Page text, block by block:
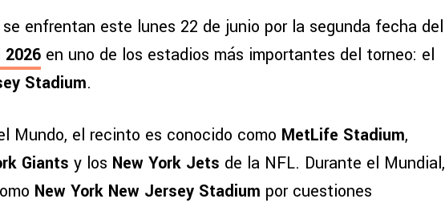
se enfrentan este lunes 22 de junio por la segunda fecha del
2026 en uno de los estadios más importantes del torneo: el
Stadium.
Mundo, el recinto es conocido como MetLife Stadium,
Giants y los New York Jets de la NFL. Durante el Mundial,
New York New Jersey Stadium por cuestiones